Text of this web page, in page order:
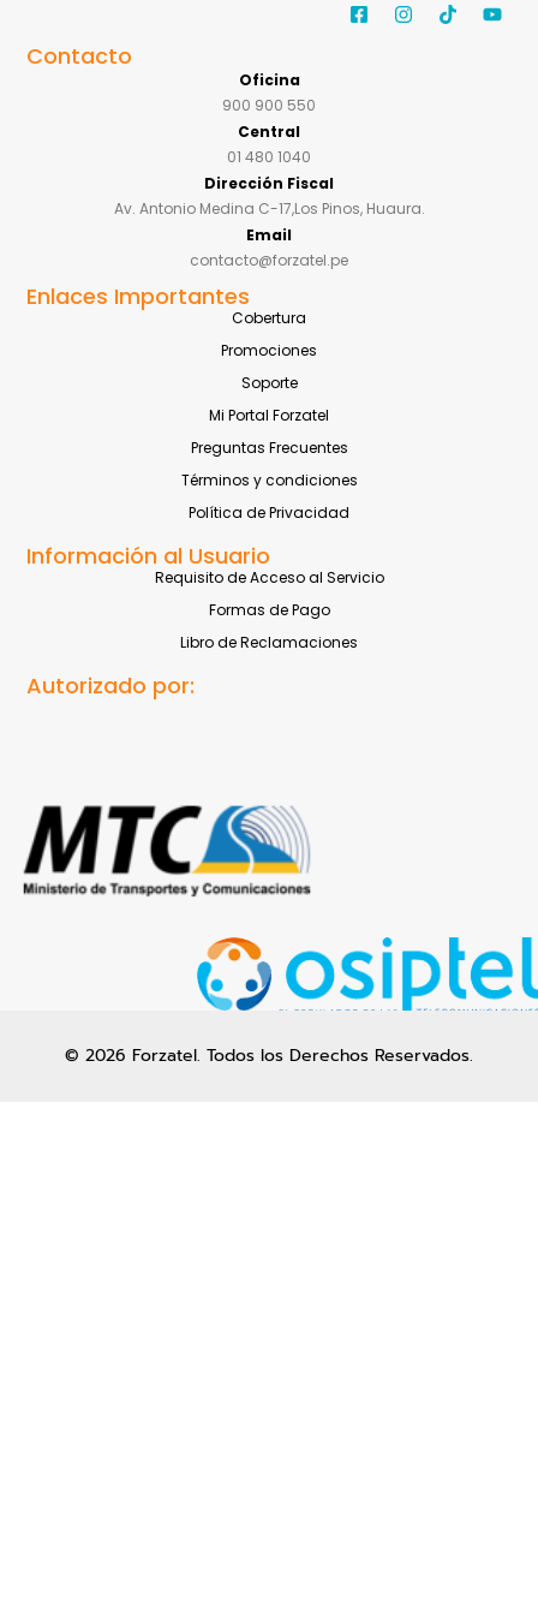
Contacto
Oficina
900 900 550
Central
01 480 1040
Dirección Fiscal
Av. Antonio Medina C-17,Los Pinos, Huaura.
Email
contacto@forzatel.pe
Enlaces Importantes
Cobertura
Promociones
Soporte
Mi Portal Forzatel
Preguntas Frecuentes
Términos y condiciones
Política de Privacidad
Información al Usuario
Requisito de Acceso al Servicio
Formas de Pago
Libro de Reclamaciones
Autorizado por:
© 2026 Forzatel. Todos los Derechos Reservados.